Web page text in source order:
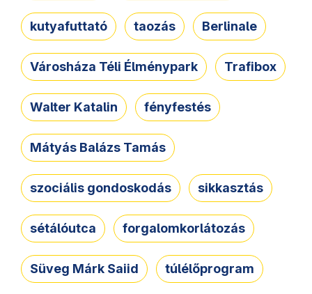
kutyafuttató taozás Berlinale
Városháza Téli Élménypark Trafibox
Walter Katalin fényfestés
Mátyás Balázs Tamás
szociális gondoskodás sikkasztás
sétálóutca forgalomkorlátozás
Süveg Márk Saiid túlélőprogram